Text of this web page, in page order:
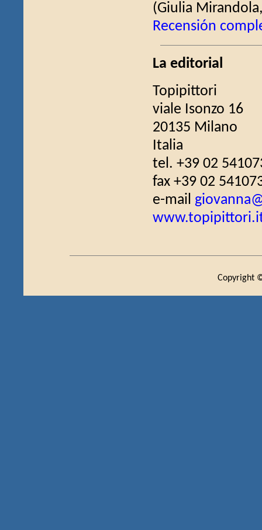
(Giulia
Recensión
La editorial
Topipittori
viale Isonzo 16
20135 Milano
Italia
tel. +39 02
fax +39 02
e-mail
Copyright